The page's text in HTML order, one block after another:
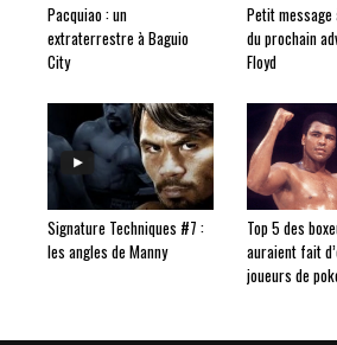
Pacquiao : un
extraterrestre à Baguio
City
Petit
du prochain
Floyd
Signature Techniques #7 :
les angles de Manny
Top 5 des
auraient fait
joueurs de